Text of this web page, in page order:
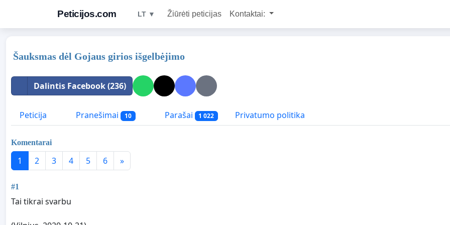
Peticijos.com LT ▼ Žiūrėti peticijas Kontaktai:
Šauksmas dėl Gojaus girios išgelbėjimo
Dalintis Facebook (236)
Peticija Pranešimai 10 Parašai 1 022 Privatumo politika
Komentarai
1 2 3 4 5 6 »
#1
Tai tikrai svarbu